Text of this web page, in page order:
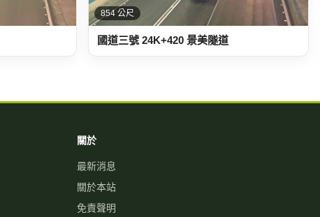
854 公尺
國道三號 24K+420 景美隧道
關於
最新消息
關於本站
免責聲明